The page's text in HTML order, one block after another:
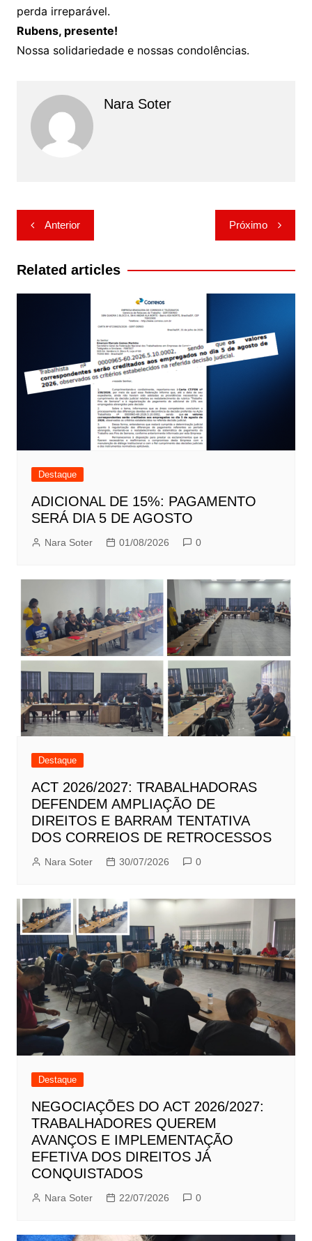
perda irreparável.
Rubens, presente!
Nossa solidariedade e nossas condolências.
Nara Soter
Navegação
de
Post
Anterior Próximo
Related articles
Destaque
ADICIONAL DE 15%: PAGAMENTO
SERÁ DIA 5 DE AGOSTO
Nara Soter 01/08/2026 0
Destaque
ACT 2026/2027: TRABALHADORAS
DEFENDEM AMPLIAÇÃO DE
DIREITOS E BARRAM TENTATIVA
DOS CORREIOS DE RETROCESSOS
Nara Soter 30/07/2026 0
Destaque
NEGOCIAÇÕES DO ACT 2026/2027:
TRABALHADORES QUEREM
AVANÇOS E IMPLEMENTAÇÃO
EFETIVA DOS DIREITOS JÁ
CONQUISTADOS
Nara Soter 22/07/2026 0